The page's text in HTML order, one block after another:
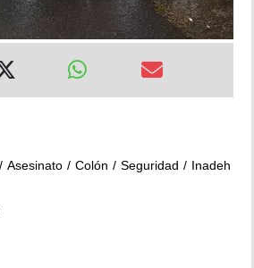
Asesinato Colón Seguridad
Inadeh